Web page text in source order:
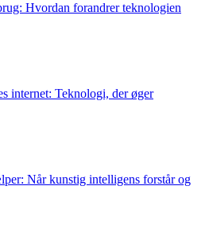
Hvordan forandrer teknologien
internet: Teknologi, der øger
Når kunstig intelligens forstår og